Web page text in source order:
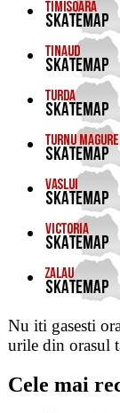
Nu iti gasesti
urile din orasul
Cele mai